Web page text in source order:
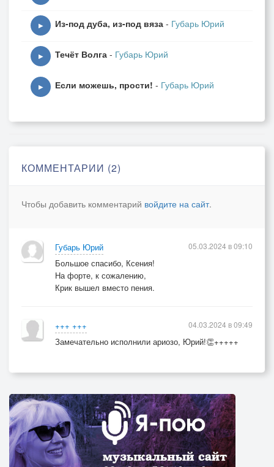
И мученья
О не буди меня,
▶ Из-под дуба, из-под вяза - Губарь Юрий
▶ Течёт Волга - Губарь Юрий
▶ Если можешь, прости! - Губарь Юрий
КОММЕНТАРИИ (2)
Чтобы добавить комментарий войдите на сайт.
Губарь Юрий
Большое спасибо, Ксения!
На форте, к сожалению,
Крик вышел вместо пения.
05.03.2024 в 09:10
+++ +++
Замечательно исполнили ариозо, Юрий!👏+++++
04.03.2024 в 09:49